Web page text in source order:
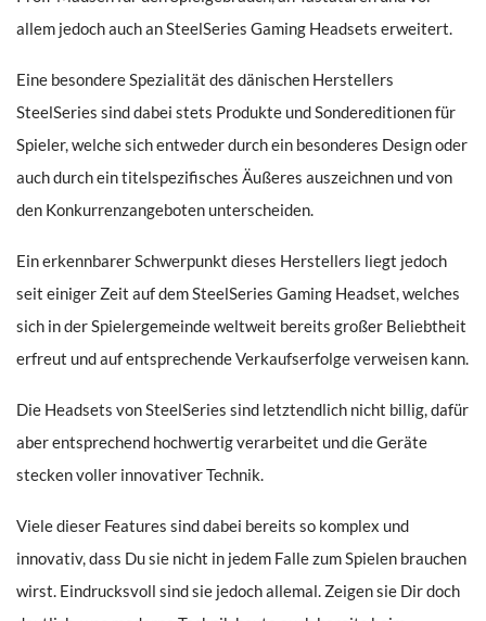
allem jedoch auch an SteelSeries Gaming Headsets erweitert.
Eine besondere Spezialität des dänischen Herstellers
SteelSeries sind dabei stets Produkte und Sondereditionen für
Spieler, welche sich entweder durch ein besonderes Design oder
auch durch ein titelspezifisches Äußeres auszeichnen und von
den Konkurrenzangeboten unterscheiden.
Ein erkennbarer Schwerpunkt dieses Herstellers liegt jedoch
seit einiger Zeit auf dem SteelSeries Gaming Headset, welches
sich in der Spielergemeinde weltweit bereits großer Beliebtheit
erfreut und auf entsprechende Verkaufserfolge verweisen kann.
Die Headsets von SteelSeries sind letztendlich nicht billig, dafür
aber entsprechend hochwertig verarbeitet und die Geräte
stecken voller innovativer Technik.
Viele dieser Features sind dabei bereits so komplex und
innovativ, dass Du sie nicht in jedem Falle zum Spielen brauchen
wirst. Eindrucksvoll sind sie jedoch allemal. Zeigen sie Dir doch